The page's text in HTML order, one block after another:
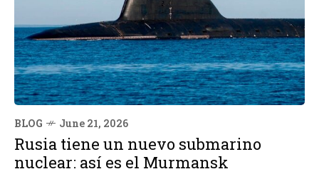
BLOG June 21, 2026
Rusia tiene un nuevo submarino
nuclear: así es el Murmansk